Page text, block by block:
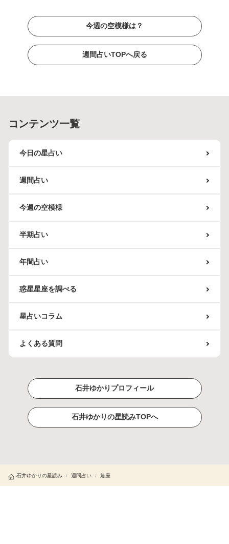
今週の空模様は？
週間占いTOPへ戻る
コンテンツ一覧
今日の星占い
週間占い
今週の空模様
半期占い
年間占い
惑星星座を調べる
星占いコラム
よくある質問
石井ゆかりプロフィール
石井ゆかりの星読みTOPへ
石井ゆかりの星読み / 週間占い / 魚座